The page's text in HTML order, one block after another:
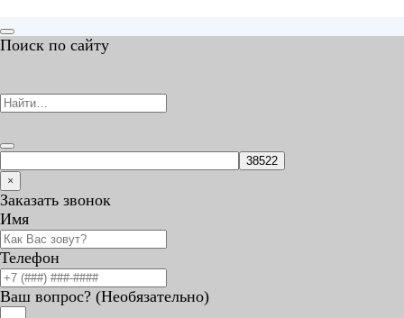
Поиск по сайту
×
Заказать звонок
Имя
Телефон
Ваш вопрос? (Необязательно)